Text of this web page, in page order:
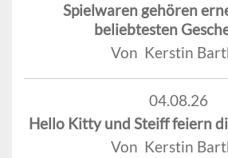
Spielwaren gehören
beliebtesten
Von Kerstin
04.08.26
Hello Kitty und Steiff feiern
Von Kerstin